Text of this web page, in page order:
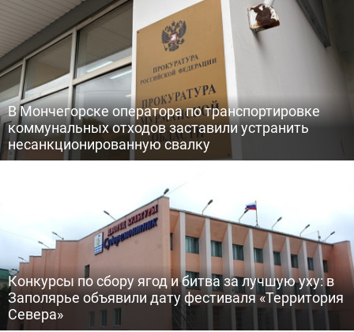
В Мончегорске оператора по транспортировке
коммунальных отходов заставили устранить
несанкционированную свалку
Конкурсы по сбору ягод и битва за лучшую уху: в
Заполярье объявили дату фестиваля «Территория
Севера»